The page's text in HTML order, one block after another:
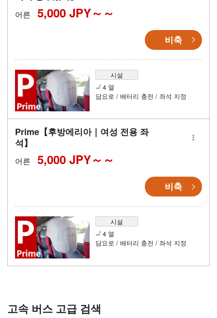
어른 5,000 JPY～
비축
시설
4 열
담요로 / 배터리 충전 / 좌석 지정
Prime【후방에리아｜여성 전용 좌
석】
어른 5,000 JPY～
비축
시설
4 열
담요로 / 배터리 충전 / 좌석 지정
고속 버스 고급 검색